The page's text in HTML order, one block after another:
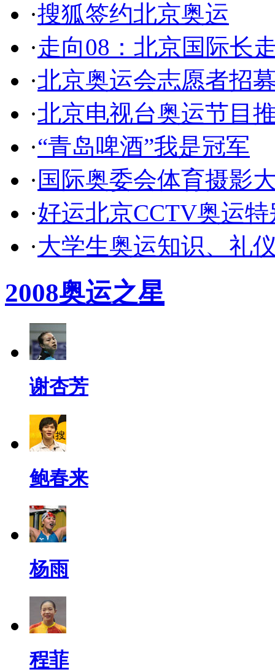
·搜狐签约北京奥运
·走向08：北京国际长
·北京奥运会志愿者招
·北京电视台奥运节目
·“青岛啤酒”我是冠军
· 国际奥委会体育摄影
·好运北京CCTV奥运
·大学生奥运知识、礼
2008奥运之星
谢杏芳
鲍春来
杨雨
程菲